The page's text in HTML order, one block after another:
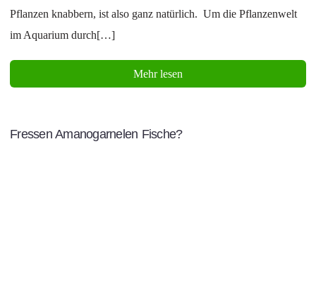
Pflanzen knabbern, ist also ganz natürlich. Um die Pflanzenwelt
im Aquarium durch[…]
Mehr lesen
Fressen Amanogarnelen Fische?